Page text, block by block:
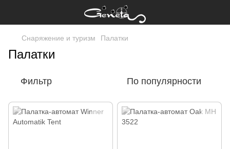
Снаряжение и туризм Палатки
Палатки
Фильтр По популярности